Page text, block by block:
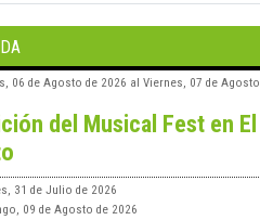
06 de Agosto de 2026 al Viernes, 07 de Agosto
del Musical Fest en El
31 de Julio de 2026
09 de Agosto de 2026